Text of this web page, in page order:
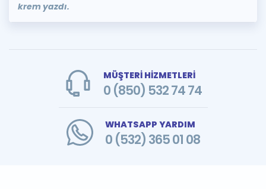
krem yazdı.
MÜŞTERİ HİZMETLERİ
0 (850) 532 74 74
WHATSAPP YARDIM
0 (532) 365 01 08